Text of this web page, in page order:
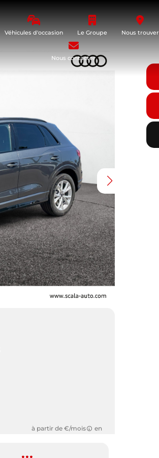
Véhicules d'occasion Le Groupe Nous trouver
Nous contacter
à partir de €/mois en